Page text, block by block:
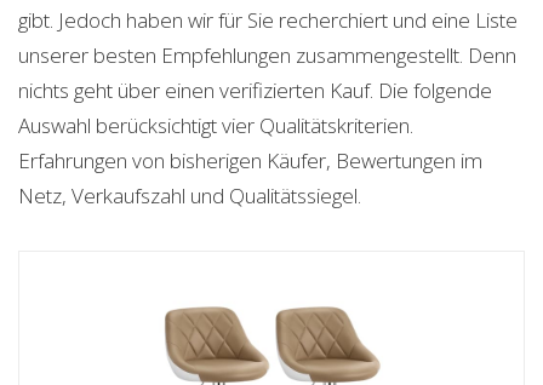
gibt. Jedoch haben wir für Sie recherchiert und eine Liste
unserer besten Empfehlungen zusammengestellt. Denn
nichts geht über einen verifizierten Kauf. Die folgende
Auswahl berücksichtigt vier Qualitätskriterien.
Erfahrungen von bisherigen Käufer, Bewertungen im
Netz, Verkaufszahl und Qualitätssiegel.